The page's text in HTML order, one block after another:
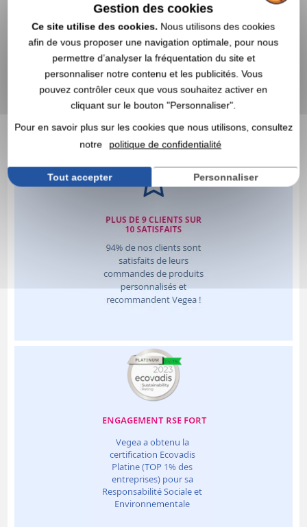
Gestion des cookies
Ce site utilise des cookies. Nous utilisons des cookies
afin de vous proposer une navigation optimale, pour nous
permettre d’analyser la fréquentation du site et
personnaliser notre contenu et les publicités. Vous
pouvez contrôler ceux que vous souhaitez activer en
cliquant sur le bouton "Personnaliser".
Pour en savoir plus sur les cookies que nous utilisons, consultez
notre
politique de confidentialité
Tout accepter Personnaliser